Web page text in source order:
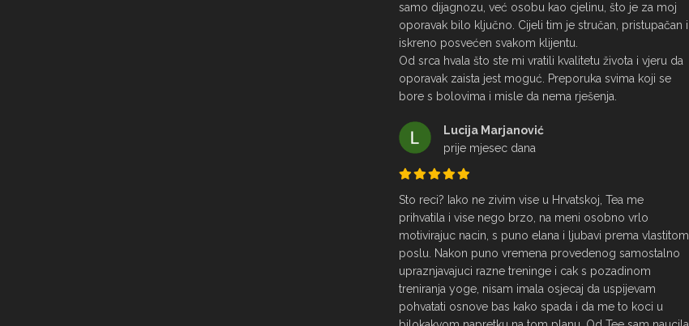
samo dijagnozu, već osobu kao cjelinu, što je za moj
oporavak bilo ključno. Cijeli tim je stručan, pristupačan i
iskreno posvećen svakom klijentu.
Od srca hvala što ste mi vratili kvalitetu života i vjeru da
oporavak zaista jest moguć. Preporuka svima koji se
bore s bolovima i misle da nema rješenja.
Lucija Marjanović
prije mjesec dana
Sto reci? Iako ne zivim vise u Hrvatskoj, Tea me
prihvatila i vise nego brzo, na meni osobno vrlo
motivirajuc nacin, s puno elana i ljubavi prema vlastitom
poslu. Nakon puno vremena provedenog samostalno
upraznjavajuci razne treninge i cak s pozadinom
treniranja yoge, nisam imala osjecaj da uspijevam
pohvatati osnove bas kako spada i da me to koci u